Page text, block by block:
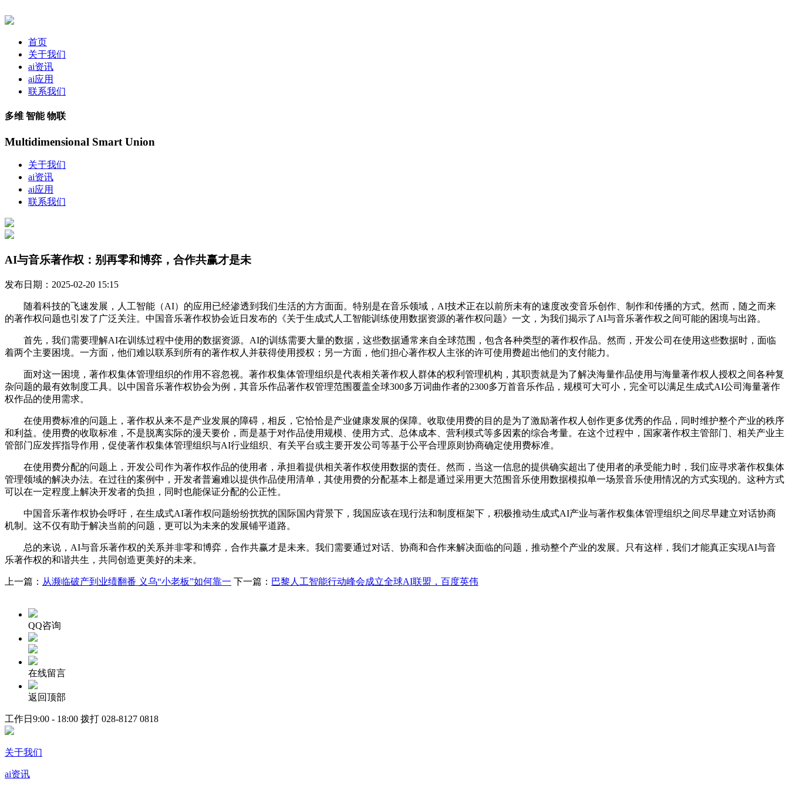
首页
关于我们
ai资讯
ai应用
联系我们
多维 智能 物联
Multidimensional Smart Union
关于我们
ai资讯
ai应用
联系我们
AI与音乐著作权：别再零和博弈，合作共赢才是未
发布日期：2025-02-20 15:15
随着科技的飞速发展，人工智能（AI）的应用已经渗透到我们生活的方方面面。特别是在音乐领域，AI技术正在以前所未有的速度改变音乐创作、制作和传播的方式。然而，随之而来
的著作权问题也引发了广泛关注。中国音乐著作权协会近日发布的《关于生成式人工智能训练使用数据资源的著作权问题》一文，为我们揭示了AI与音乐著作权之间可能的困境与出路。
首先，我们需要理解AI在训练过程中使用的数据资源。AI的训练需要大量的数据，这些数据通常来自全球范围，包含各种类型的著作权作品。然而，开发公司在使用这些数据时，面临
着两个主要困境。一方面，他们难以联系到所有的著作权人并获得使用授权；另一方面，他们担心著作权人主张的许可使用费超出他们的支付能力。
面对这一困境，著作权集体管理组织的作用不容忽视。著作权集体管理组织是代表相关著作权人群体的权利管理机构，其职责就是为了解决海量作品使用与海量著作权人授权之间各种复
杂问题的最有效制度工具。以中国音乐著作权协会为例，其音乐作品著作权管理范围覆盖全球300多万词曲作者的2300多万首音乐作品，规模可大可小，完全可以满足生成式AI公司海量著作
权作品的使用需求。
在使用费标准的问题上，著作权从来不是产业发展的障碍，相反，它恰恰是产业健康发展的保障。收取使用费的目的是为了激励著作权人创作更多优秀的作品，同时维护整个产业的秩序
和利益。使用费的收取标准，不是脱离实际的漫天要价，而是基于对作品使用规模、使用方式、总体成本、营利模式等多因素的综合考量。在这个过程中，国家著作权主管部门、相关产业主
管部门应发挥指导作用，促使著作权集体管理组织与AI行业组织、有关平台或主要开发公司等基于公平合理原则协商确定使用费标准。
在使用费分配的问题上，开发公司作为著作权作品的使用者，承担着提供相关著作权使用数据的责任。然而，当这一信息的提供确实超出了使用者的承受能力时，我们应寻求著作权集体
管理领域的解决办法。在过往的案例中，开发者普遍难以提供作品使用清单，其使用费的分配基本上都是通过采用更大范围音乐使用数据模拟单一场景音乐使用情况的方式实现的。这种方式
可以在一定程度上解决开发者的负担，同时也能保证分配的公正性。
中国音乐著作权协会呼吁，在生成式AI著作权问题纷纷扰扰的国际国内背景下，我国应该在现行法和制度框架下，积极推动生成式AI产业与著作权集体管理组织之间尽早建立对话协商
机制。这不仅有助于解决当前的问题，更可以为未来的发展铺平道路。
总的来说，AI与音乐著作权的关系并非零和博弈，合作共赢才是未来。我们需要通过对话、协商和合作来解决面临的问题，推动整个产业的发展。只有这样，我们才能真正实现AI与音
乐著作权的和谐共生，共同创造更美好的未来。
上一篇： 从濒临破产到业绩翻番 义乌“小老板”如何靠一 下一篇： 巴黎人工智能行动峰会成立全球AI联盟，百度英伟
QQ咨询
在线留言
返回顶部
工作日9:00 - 18:00 拨打 028-8127 0818
关于我们
ai资讯